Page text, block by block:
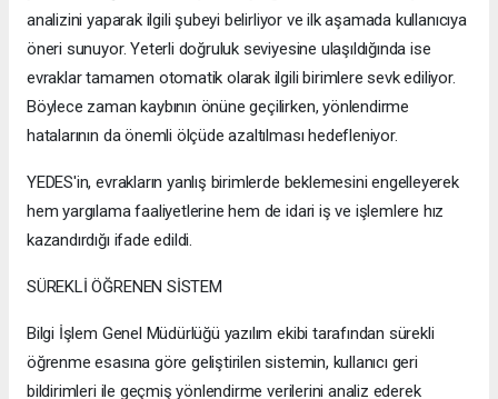
analizini yaparak ilgili şubeyi belirliyor ve ilk aşamada kullanıcıya
öneri sunuyor. Yeterli doğruluk seviyesine ulaşıldığında ise
evraklar tamamen otomatik olarak ilgili birimlere sevk ediliyor.
Böylece zaman kaybının önüne geçilirken, yönlendirme
hatalarının da önemli ölçüde azaltılması hedefleniyor.
YEDES'in, evrakların yanlış birimlerde beklemesini engelleyerek
hem yargılama faaliyetlerine hem de idari iş ve işlemlere hız
kazandırdığı ifade edildi.
SÜREKLİ ÖĞRENEN SİSTEM
Bilgi İşlem Genel Müdürlüğü yazılım ekibi tarafından sürekli
öğrenme esasına göre geliştirilen sistemin, kullanıcı geri
bildirimleri ile geçmiş yönlendirme verilerini analiz ederek